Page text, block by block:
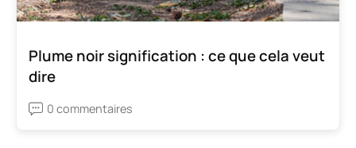
Plume noir signification : ce que cela veut
dire
0 commentaires